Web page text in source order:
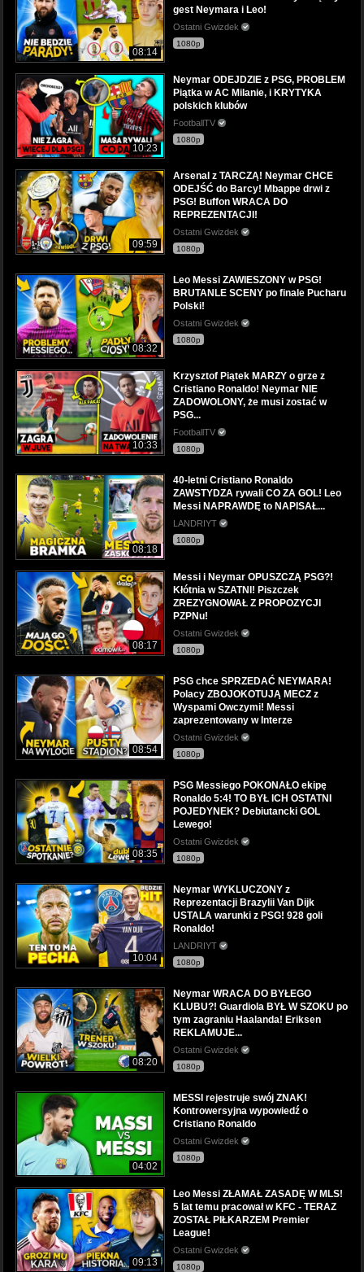
08:14
gest Neymara i Leo!
Ostatni Gwizdek
1080p
10:23
Neymar ODEJDZIE z PSG, PROBLEM
Piątka w AC Milanie, i KRYTYKA
polskich klubów
FootballTV
1080p
09:59
Arsenal z TARCZĄ! Neymar CHCE
ODEJŚĆ do Barcy! Mbappe drwi z
PSG! Buffon WRACA DO
REPREZENTACJI!
Ostatni Gwizdek
1080p
08:32
Leo Messi ZAWIESZONY w PSG!
BRUTANLE SCENY po finale Pucharu
Polski!
Ostatni Gwizdek
1080p
10:33
Krzysztof Piątek MARZY o grze z
Cristiano Ronaldo! Neymar NIE
ZADOWOLONY, że musi zostać w
PSG...
FootballTV
1080p
08:18
40-letni Cristiano Ronaldo
ZAWSTYDZA rywali CO ZA GOL! Leo
Messi NAPRAWDĘ to NAPISAŁ...
LANDRIYT
1080p
08:17
Messi i Neymar OPUSZCZĄ PSG?!
Kłótnia w SZATNI! Piszczek
ZREZYGNOWAŁ Z PROPOZYCJI
PZPNu!
Ostatni Gwizdek
1080p
08:54
PSG chce SPRZEDAĆ NEYMARA!
Polacy ZBOJOKOTUJĄ MECZ z
Wyspami Owczymi! Messi
zaprezentowany w Interze
Ostatni Gwizdek
1080p
08:35
PSG Messiego POKONAŁO ekipę
Ronaldo 5:4! TO BYŁ ICH OSTATNI
POJEDYNEK? Debiutancki GOL
Lewego!
Ostatni Gwizdek
1080p
10:04
Neymar WYKLUCZONY z
Reprezentacji Brazylii Van Dijk
USTALA warunki z PSG! 928 goli
Ronaldo!
LANDRIYT
1080p
08:20
Neymar WRACA DO BYŁEGO
KLUBU?! Guardiola BYŁ W SZOKU po
tym zagraniu Haalanda! Eriksen
REKLAMUJE...
Ostatni Gwizdek
1080p
04:02
MESSI rejestruje swój ZNAK!
Kontrowersyjna wypowiedź o
Cristiano Ronaldo
Ostatni Gwizdek
1080p
09:13
Leo Messi ZŁAMAŁ ZASADĘ W MLS!
5 lat temu pracował w KFC - TERAZ
ZOSTAŁ PIŁKARZEM Premier
League!
Ostatni Gwizdek
1080p